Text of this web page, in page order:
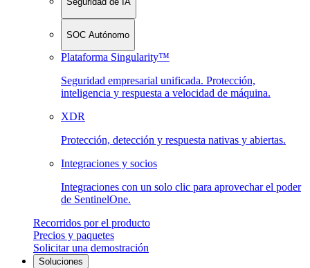
SOC Autónomo
Plataforma Singularity™
Seguridad empresarial unificada. Protección,
inteligencia y respuesta a velocidad de máquina.
XDR
Protección, detección y respuesta nativas y abiertas.
Integraciones y socios
Integraciones con un solo clic para aprovechar el poder
de SentinelOne.
Recorridos por el producto
Precios y paquetes
Solicitar una demostración
Soluciones